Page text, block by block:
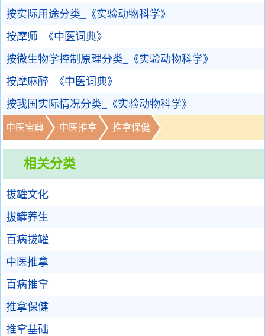
按实际用途分类_《实验动物科学》
按摩师_《中医词典》
按微生物学控制原理分类_《实验动物科学》
按摩麻醉_《中医词典》
按我国实际情况分类_《实验动物科学》
中医宝典 中医推拿 推拿保健
相关分类
拔罐文化
拔罐养生
百病拔罐
中医推拿
百病推拿
推拿保健
推拿基础